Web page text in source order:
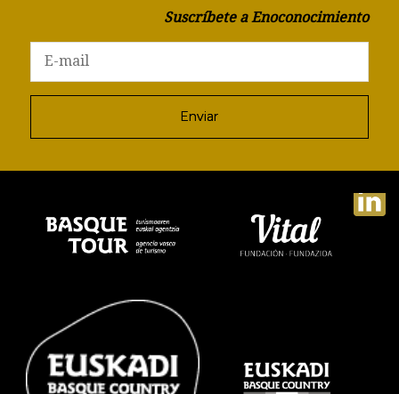
Suscríbete a Enoconocimiento